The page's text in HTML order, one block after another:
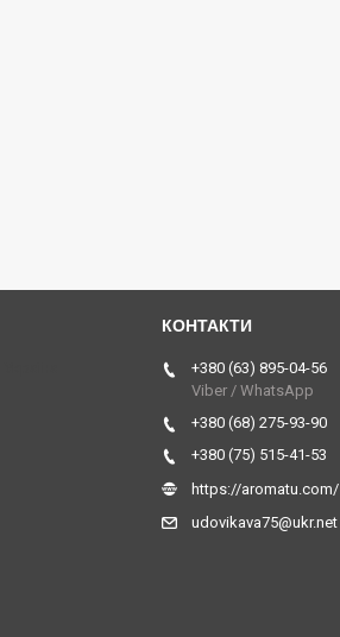
+380 (63) 895-04-56
Viber / WhatsApp
+380 (68) 275-93-90
+380 (75) 515-41-53
https://aromatu.com/
udovikava75@ukr.net